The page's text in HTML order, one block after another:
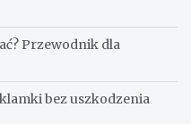
Przewodnik dla
bez uszkodzenia